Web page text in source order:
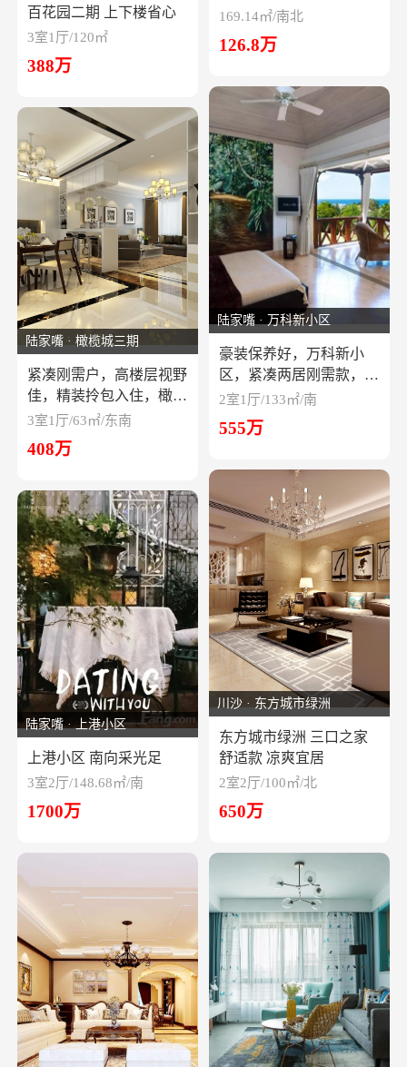
百花园二期 上下楼省心
3室1厅/120㎡
388万
陆家嘴 · 橄榄城三期
紧凑刚需户，高楼层视野
佳，精装拎包入住，橄榄
城三期
3室1厅/63㎡/东南
408万
陆家嘴 · 上港小区
上港小区 南向采光足
3室2厅/148.68㎡/南
1700万
169.14㎡/南北
126.8万
陆家嘴 · 万科新小区
豪装保养好，万科新小
区，紧凑两居刚需款，低
楼层便捷款
2室1厅/133㎡/南
555万
川沙 · 东方城市绿洲
东方城市绿洲 三口之家
舒适款 凉爽宜居
2室2厅/100㎡/北
650万